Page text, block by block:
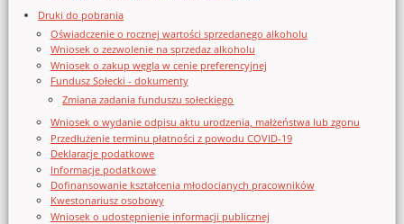
Druki do pobrania
Oświadczenie o rocznej wartości sprzedanego alkoholu
Wniosek o zezwolenie na sprzedaz alkoholu
Wniosek o zakup węgla w cenie preferencyjnej
Fundusz Sołecki - dokumenty
Zmiana zadania funduszu sołeckiego
Wniosek o wydanie odpisu aktu urodzenia, małżeństwa lub zgonu
Przedłużenie terminu płatności z powodu COVID-19
Deklaracje podatkowe
Informacje podatkowe
Dofinansowanie kształcenia młodocianych pracowników
Kwestonariusz osobowy
Wniosek o udostępnienie informacji publicznej